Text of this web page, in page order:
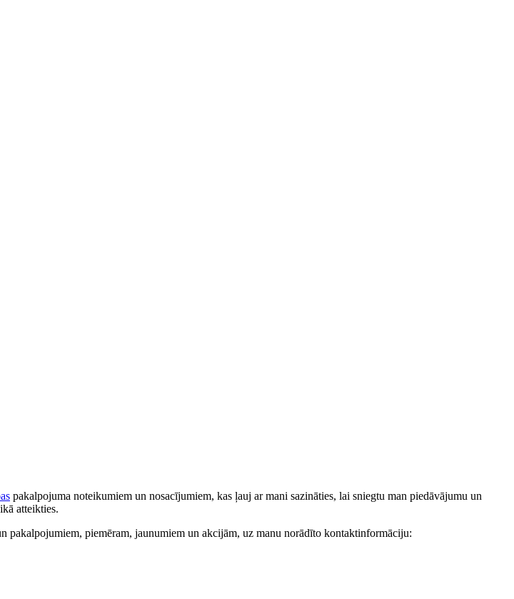
pakalpojuma noteikumiem un nosacījumiem, kas ļauj ar mani sazināties, lai sniegtu man piedāvājumu un
atteikties.
piemēram, jaunumiem un akcijām, uz manu norādīto kontaktinformāciju: